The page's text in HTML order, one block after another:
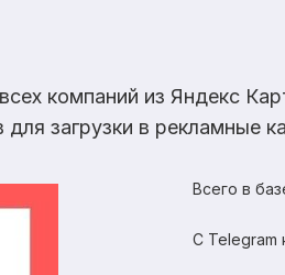
компаний из Яндекс
загрузки в рекламные
Всего в
С Telegram